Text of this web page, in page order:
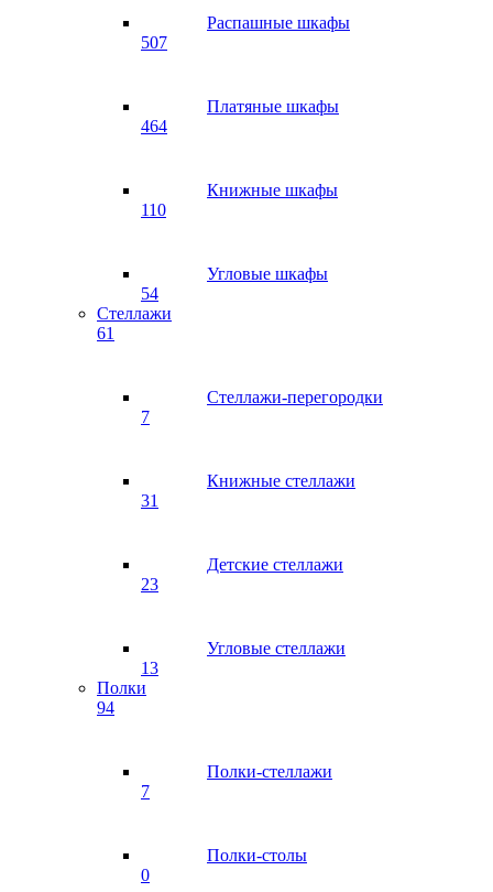
Распашные шкафы
507
Платяные шкафы
464
Книжные шкафы
110
Угловые шкафы
54
Стеллажи
61
Стеллажи-перегородки
7
Книжные стеллажи
31
Детские стеллажи
23
Угловые стеллажи
13
Полки
94
Полки-стеллажи
7
Полки-столы
0